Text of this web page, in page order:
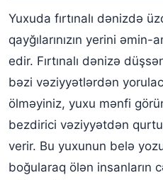
Yuxuda fırtınalı dənizdə
qayğılarınızın yerini əmin-
edir. Fırtınalı dənizə
bəzi vəziyyətlərdən
ölməyiniz, yuxu mənfi
bezdirici vəziyyətdən
verir. Bu yuxunun belə
boğularaq ölən insanların